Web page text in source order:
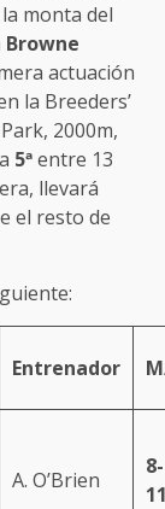
monta del
Browne
actuación
la Breeders’
2000m,
5ªentre 13
llevará
el resto de
Entrenador
A. O’Brien
8-